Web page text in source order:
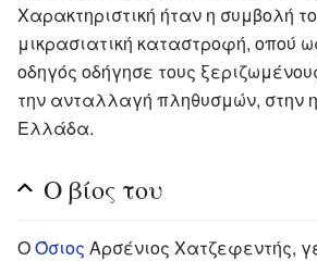
Χαρακτηριστική ήταν η συμβολή
μικρασιατική καταστροφή, οπού
οδηγός οδήγησε τους
την ανταλλαγή πληθυσμών, στην
Ελλάδα.
Ο βίος του
ΟΌσιος Αρσένιος Χατζεφεντής,